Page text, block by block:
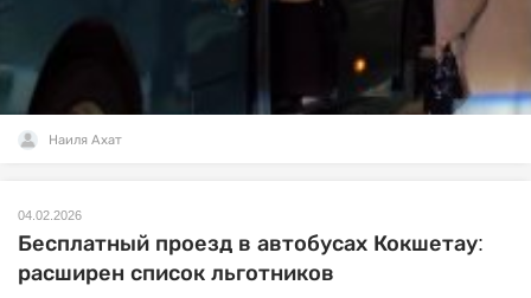
Наиля Ахат
04.02.2026
Бесплатный проезд в автобусах Кокшетау:
расширен список льготников